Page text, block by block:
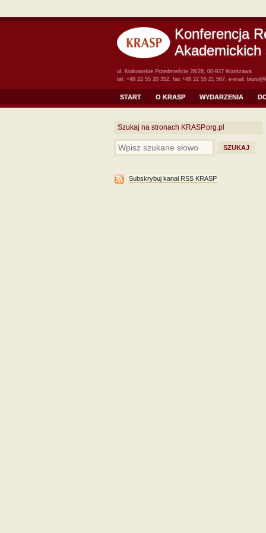
Konferencja
Akademickich
ul. Krakowskie Przedmieście 26/28, 00-927 Warszawa
tel. +48 22 55 20 352, fax +48 22 55 21 567, e-mail:
START O KRASP WYDARZENIA
Szukaj na stronach KRASP.org.pl
Subskrybuj kanał RSS KRASP